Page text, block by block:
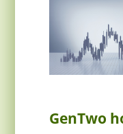
GenTwo